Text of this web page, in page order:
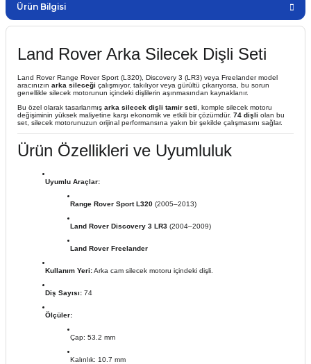
Ürün Bilgisi
Land Rover Arka Silecek Dişli Seti
Land Rover Range Rover Sport (L320), Discovery 3 (LR3) veya Freelander model
aracınızın arka sileceği çalışmıyor, takılıyor veya gürültü çıkarıyorsa, bu sorun
genellikle silecek motorunun içindeki dişlilerin aşınmasından kaynaklanır.
Bu özel olarak tasarlanmış arka silecek dişli tamir seti , komple silecek motoru
değişiminin yüksek maliyetine karşı ekonomik ve etkili bir çözümdür. 74 dişli olan bu
set, silecek motorunuzun orijinal performansına yakın bir şekilde çalışmasını sağlar.
Ürün Özellikleri ve Uyumluluk
Uyumlu Araçlar:
Range Rover Sport L320 (2005–2013)
Land Rover Discovery 3 LR3 (2004–2009)
Land Rover Freelander
Kullanım Yeri:Arka cam silecek motoru içindeki dişli.
Diş Sayısı: 74
Ölçüler:
Çap: 53.2 mm
Kalınlık: 10.7 mm